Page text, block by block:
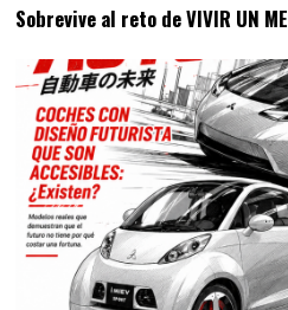
Sobrevive al reto de VIVIR UN